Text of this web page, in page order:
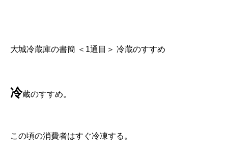
大城冷蔵庫の書簡 ＜1通目＞ 冷蔵のすすめ
冷蔵のすすめ。
この頃の消費者はすぐ冷凍する。